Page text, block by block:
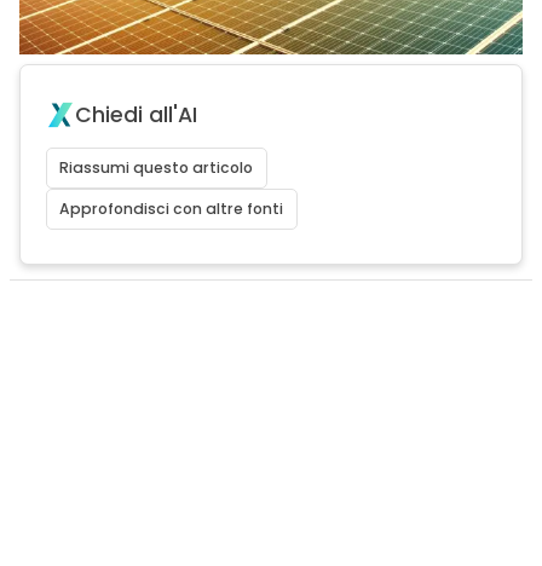
Chiedi all'AI
Riassumi questo articolo
Approfondisci con altre fonti